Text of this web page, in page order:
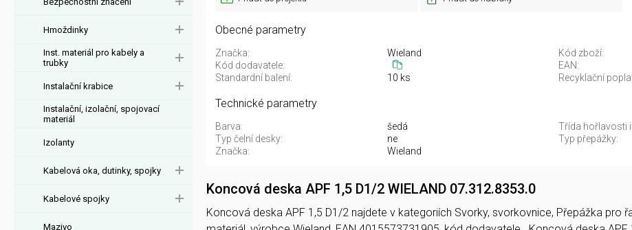
Hmoždinky
Inst. materiál pro kabely a
trubky
Instalační krabice
Instalační, izolační, spojovací
materiál
Izolanty
Kabelová oka, dutinky, spojky
Kabelové spojky
Mazivo
Obecné parametry
Značka: Wieland Kód zboží:
Kód dodavatele:
EAN:
Standardní balení:
10 ks Recyklační
Technické parametry
Barva: šedá Třída hořlavosti
Typ čelní desky:
ne Typ přepážky:
Značka:
Wieland
Koncová deska APF 1,5 D1/2 WIELAND 07.312.8353.0
Koncová deska APF 1,5 D1/2 najdete v kategoriích Svorky, svorkovnice, Přepážka pro